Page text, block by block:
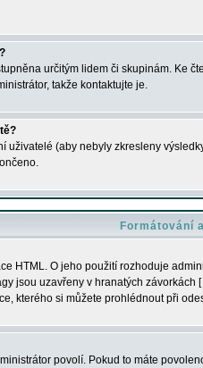
určitým lidem či skupinám. Ke
takže kontaktujte je.
uživatelé (aby nebyly zkresleny
Formátování
HTML. O jeho použití rozhoduje
jsou uzavřeny v hranatých
kterého si můžete prohlédnout při
povolí. Pokud to máte